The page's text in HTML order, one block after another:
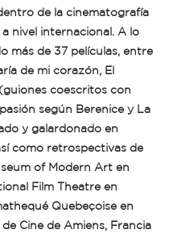
de la cinematografía
nivel internacional. A lo
más de 37 películas, entre
de mi corazón, El
coescritos con
según Berenice y La
y galardonado en
como retrospectivas de
of Modern Art en
Film Theatre en
Quebeçoise en
Cine de Amiens, Francia